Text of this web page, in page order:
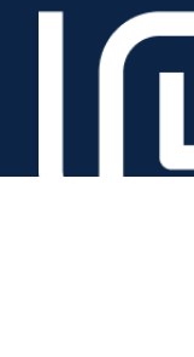
от 40 мин